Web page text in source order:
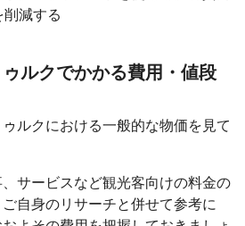
減する
ゥルクでかかる費用・値段
ルクにおける一般的な物価を見て
サービスなど観光客向けの料金の
自身のリサーチと併せて参考に